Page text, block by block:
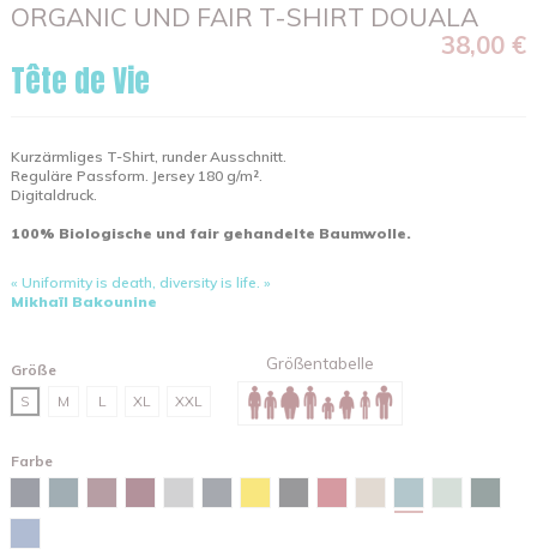
ORGANIC UND FAIR T-SHIRT DOUALA
38,00 €
Tête de Vie
Kurzärmliges T-Shirt, runder Ausschnitt.
Reguläre Passform. Jersey 180 g/m².
Digitaldruck.
100% Biologische und fair gehandelte Baumwolle.
« Uniformity is death, diversity is life. »
Mikhaïl Bakounine
Größe
S
M L XL XXL
Größentabelle
Farbe